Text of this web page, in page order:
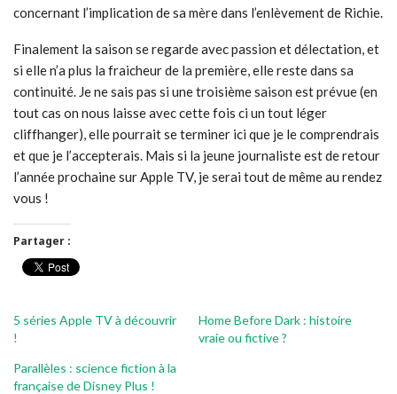
concernant l’implication de sa mère dans l’enlèvement de Richie.
Finalement la saison se regarde avec passion et délectation, et
si elle n’a plus la fraicheur de la première, elle reste dans sa
continuité. Je ne sais pas si une troisième saison est prévue (en
tout cas on nous laisse avec cette fois ci un tout léger
cliffhanger), elle pourrait se terminer ici que je le comprendrais
et que je l’accepterais. Mais si la jeune journaliste est de retour
l’année prochaine sur Apple TV, je serai tout de même au rendez
vous !
Partager :
5 séries Apple TV à découvrir
!
Home Before Dark : histoire
vraie ou fictive ?
Parallèles : science fiction à la
française de Disney Plus !